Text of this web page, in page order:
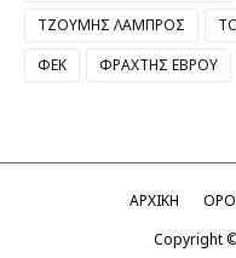
ΤΖΟΥΜΗΣ ΛΑΜΠΡΟΣ
ΦΕΚ
ΦΡΑΧΤΗΣ ΕΒΡΟΥ
ΑΡΧΙΚΗ
Copyright